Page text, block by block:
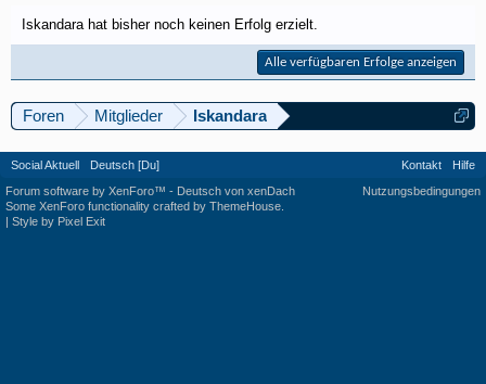
Iskandara hat bisher noch keinen Erfolg erzielt.
Alle verfügbaren Erfolge anzeigen
Foren Mitglieder Iskandara
Social Aktuell Deutsch [Du] Kontakt
Hilfe
Nutzungsbedingungen
Forum software by XenForo™ - Deutsch von xenDach
Some XenForo functionality crafted by ThemeHouse
| Style by Pixel Exit